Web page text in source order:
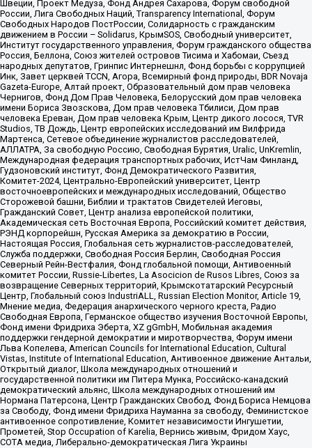
Швеции, Проект Медуза, Фонд Андрея Сахарова, Форум свободной
России, Лига Свободных Наций, Transparеncy International, Форум
Свободных Народов ПостРоссии, Солидарность с гражданским
движением в России – Solidarus, КрымSOS, Свободный университет,
Институт государственного управления, Форум гражданского общества
Россия, Беллона, Союз жителей островов Тисима и Хабомаи, Съезд
народных депутатов, Гринпис Интернешнл, Фонд борьбы с коррупцией
Инк, Завет церквей TCCN, Агора, Всемирный фонд природы, BDR Novaja
Gazeta-Europe, Алтай проект, Образовательный дом прав человека
Чернигов, Фонд Дом Прав Человека, Белорусский дом прав человека
имени Бориса Звозскова, Дом прав человека Тбилиси, Дом прав
человека Ереван, Дом прав человека Крым, Центр дикого лосося, TVR
Studios, ТВ Дождь, Центр европейских исследований им Вилфрида
Мартенса, Сетевое объединение журналистов расследователей,
АЛЛАТРА, За свободную Россию, Свободная Бурятия, Uralic, UnKremlin,
Международная федерация транспортных рабочих, ИстЧам Финланд,
Гудзоновский институт, Фонд Демократического Развития,
Комитет-2024, Центрально-Европейский университет, Центр
восточноевропейских и международных исследований, Общество
Сторожевой башни, Библии и трактатов Свидетелей Иеговы,
Гражданский Совет, Центр анализа европейской политики,
Академическая сеть Восточная Европа, Российский комитет действия,
РЭНД корпорейшн, Русская Америка за демократию в России,
Настоящая Россия, Глобальная сеть журналистов-расследователей,
Служба поддержки, Свободная Россия Берлин, Свободная Россия
Северный Рейн-Вестфалия, Фонд глобальной помощи, Антивоенный
комитет России, Russie-Libertes, La Asocicion de Rusos Libres, Союз за
возвращение Северных территорий, Крымскотатарский Ресурсный
Центр, Глобальный союз IndustriALL, Russian Election Monitor, Article 19,
Мнение медиа, Федерация анархического черного креста, Радио
Свободная Европа, Германское общество изучения Восточной Европы,
Фонд имени Фридриха Эберта, XZ gGmbH, Мобильная академия
поддержки гендерной демократии и миротворчества, Форум имени
Льва Копелева, American Councils for International Education, Cultural
Vistas, Institute of International Education, Антивоенное движение Антальи,
Открытый диалог, Школа международных отношений и
государственной политики им Питера Мунка, Российско-канадский
демократический альянс, Школа международных отношений им
Нормана Патерсона, Центр Гражданских Свобод, Фонд Бориса Немцова
за Свободу, Фонд имени Фридриха Науманна за свободу, Феминистское
антивоенное сопротивление, Комитет независимости Ингушетии,
Прометей, Stop Occupation of Karelia, Вернись живым, Фридом Хаус,
СОТА медиа, Либерально-демократическая Лига Украины